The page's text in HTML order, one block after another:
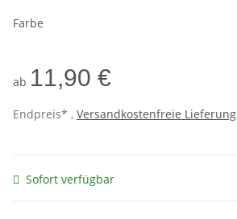
Farbe
ab 11,90 €
Endpreis* , Versandkostenfreie Lieferung
Sofort verfügbar